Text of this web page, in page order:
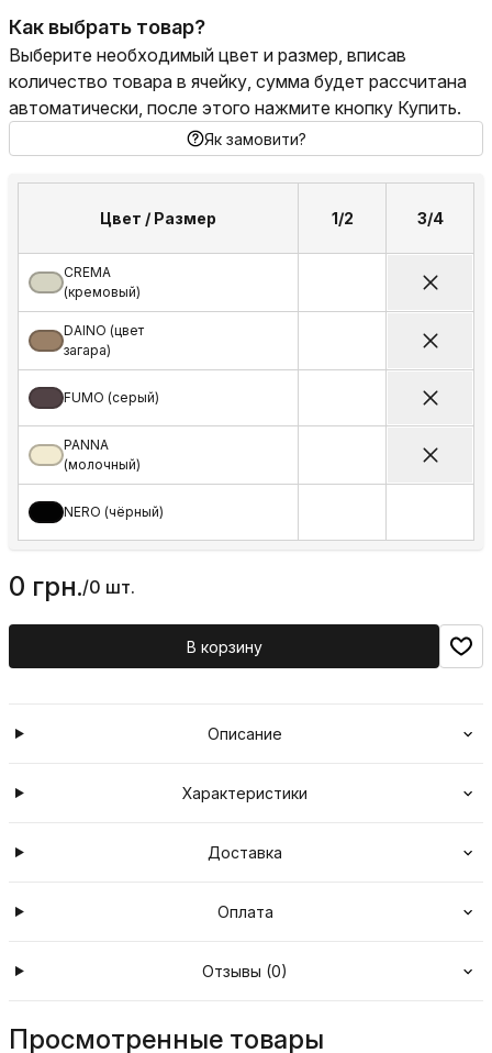
Как выбрать товар?
Выберите необходимый цвет и размер, вписав
количество товара в ячейку, сумма будет рассчитана
автоматически, после этого нажмите кнопку Купить.
Як замовити?
Цвет / Размер 1/2 3/4
CREMA
(кремовый)
DAINO (цвет
загара)
FUMO (серый)
PANNA
(молочный)
NERO (чёрный)
0 грн./0 шт.
В корзину
Описание
Характеристики
Доставка
Оплата
Отзывы (0)
Просмотренные товары